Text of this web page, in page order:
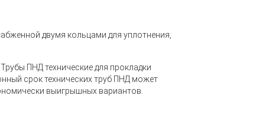
двумя кольцами для уплотнения,
Трубы ПНД технические для прокладки
сроктехнических труб ПНД может
выигрышных вариантов.